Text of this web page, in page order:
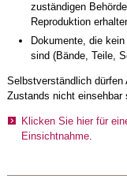
zuständigen
Reproduktion
Dokumente, die
sind (Bände, Teile,
Selbstverständlich dürfen
Zustands nicht einsehbar
Klicken Sie hier für
Einsichtnahme.